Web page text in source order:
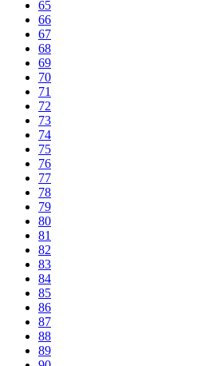
65
66
67
68
69
70
71
72
73
74
75
76
77
78
79
80
81
82
83
84
85
86
87
88
89